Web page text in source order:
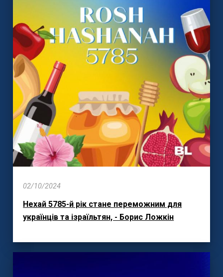
02/10/2024
Нехай 5785-й рік стане переможним для
українців та ізраїльтян, - Борис Ложкін